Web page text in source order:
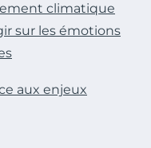
climatique
sur les émotions
aux enjeux